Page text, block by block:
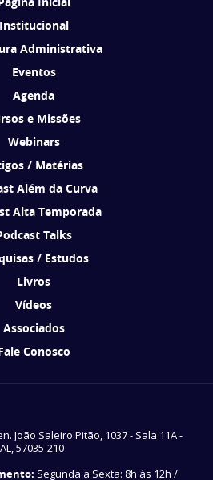
Institucional
Administrativa
Eventos
Agenda
e Missões
Webinars
/ Matérias
Além da Curva
Alta Temporada
Talks
/ Estudos
Livros
Vídeos
Associados
Conosco
João Saleiro Pitão, 1037 - Sala 11A -
57035-210
Segunda a Sexta: 8h às 12h /